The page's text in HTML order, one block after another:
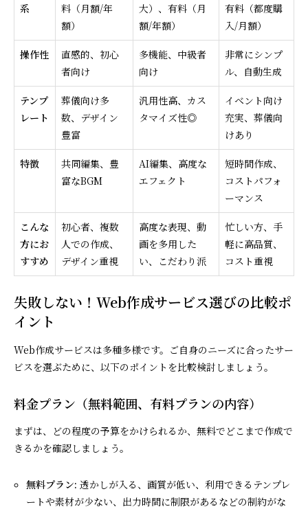
系
料（月額/年
額）
大）、有料（月
額/年額）
有料（都度購
入/月額）
操作性
直感的、初心
者向け
多機能、中級者
向け
非常にシンプ
ル、自動生成
テンプ
レート
葬儀向け多
数、デザイン
豊富
汎用性高、カス
タマイズ性◎
イベント向け
充実、葬儀向
けあり
特徴
共同編集、豊
富なBGM
AI編集、高度な
エフェクト
短時間作成、
コストパフォ
ーマンス
こんな
方にお
すすめ
初心者、複数
人での作成、
デザイン重視
高度な表現、動
画を多用した
い、こだわり派
忙しい方、手
軽に高品質、
コスト重視
失敗しない！Web作成サービス選びの比較ポ
イント
Web作成サービスは多種多様です。ご自身のニーズに合ったサー
ビスを選ぶために、以下のポイントを比較検討しましょう。
料金プラン（無料範囲、有料プランの内容）
まずは、どの程度の予算をかけられるか、無料でどこまで作成で
きるかを確認しましょう。
無料プラン: 透かしが入る、画質が低い、利用できるテンプレ
ートや素材が少ない、出力時間に制限があるなどの制約がな